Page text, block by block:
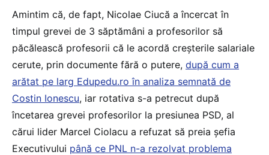
Amintim că, de fapt, Nicolae Ciucă a încercat în
timpul grevei de 3 săptămâni a profesorilor să
păcălească profesorii că le acordă creșterile salariale
cerute, prin documente fără o putere, după cum a
arătat pe larg Edupedu.ro în analiza semnată de
Costin Ionescu, iar rotativa s-a petrecut după
încetarea grevei profesorilor la presiunea PSD, al
cărui lider Marcel Ciolacu a refuzat să preia șefia
Executivului până ce PNL n-a rezolvat problema